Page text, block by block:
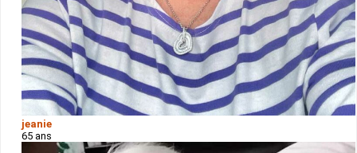
jeanie
65 ans